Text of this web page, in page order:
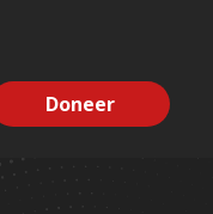
Doneer